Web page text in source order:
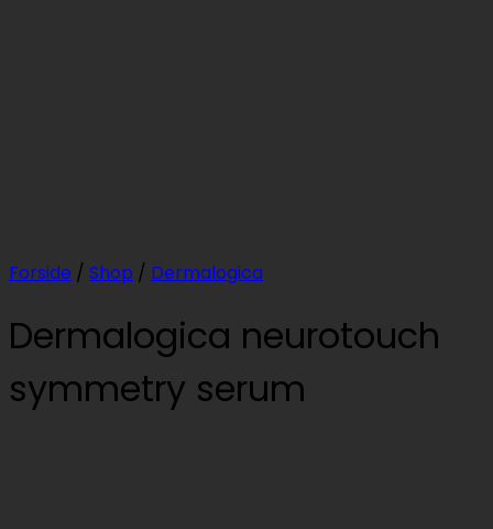
Forside / Shop / Dermalogica
Dermalogica neurotouch
symmetry serum